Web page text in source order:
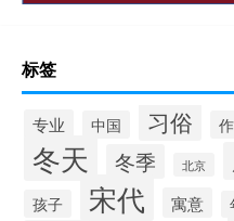
标签
专业 中国 习俗
冬天 冬季 北京
孩子 宋代 寓意